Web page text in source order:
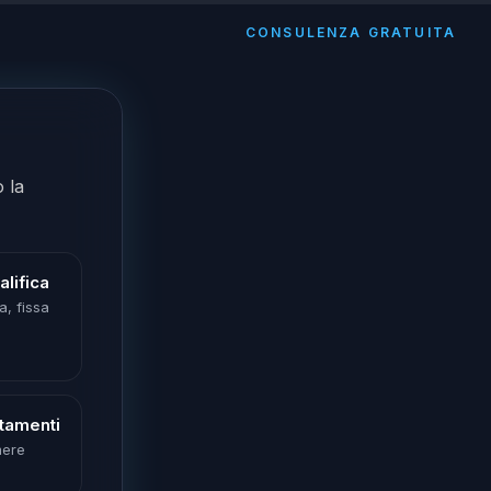
CONSULENZA GRATUITA
la
fissa